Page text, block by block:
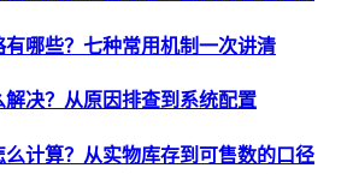
有哪些？七种常用机制一次讲清
解决？从原因排查到系统配置
么计算？从实物库存到可售数的口径